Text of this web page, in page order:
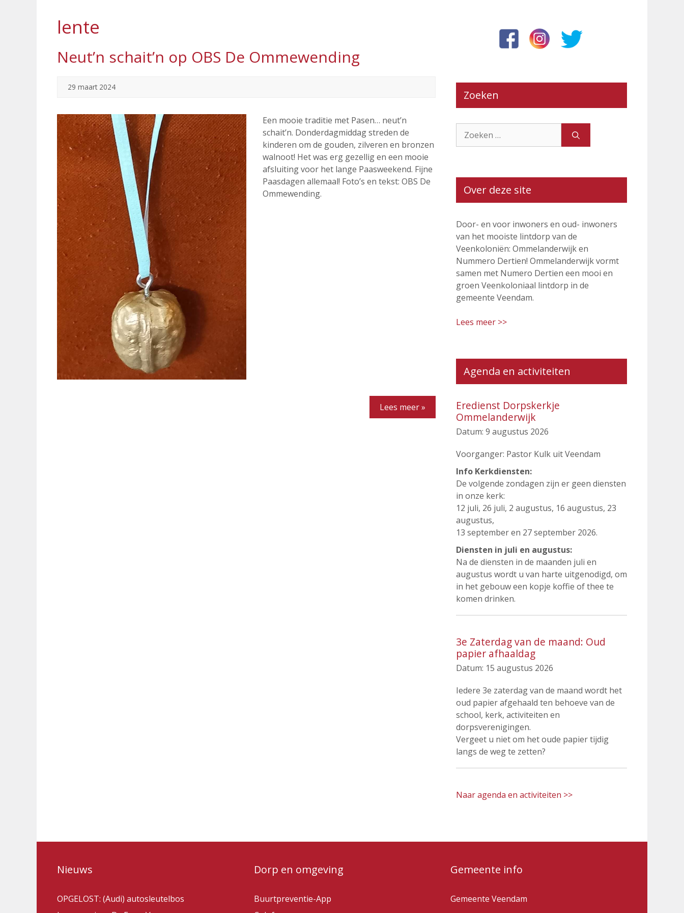
lente
Neut’n schait’n op OBS De Ommewending
29 maart 2024
Een mooie traditie met Pasen… neut’n
schait’n. Donderdagmiddag streden de
kinderen om de gouden, zilveren en bronzen
walnoot! Het was erg gezellig en een mooie
afsluiting voor het lange Paasweekend. Fijne
Paasdagen allemaal! Foto’s en tekst: OBS De
Ommewending.
Lees meer »
Zoeken
naar:
Over deze site
Door- en voor inwoners en oud- inwoners
van het mooiste lintdorp van de
Veenkoloniën: Ommelanderwijk en
Nummero Dertien! Ommelanderwijk vormt
samen met Numero Dertien een mooi en
groen Veenkoloniaal lintdorp in de
gemeente Veendam.
Lees meer >>
Agenda en activiteiten
Eredienst Dorpskerkje
Ommelanderwijk
Datum: 9 augustus 2026
Voorganger: Pastor Kulk uit Veendam
Info Kerkdiensten:
De volgende zondagen zijn er geen diensten
in onze kerk:
12 juli, 26 juli, 2 augustus, 16 augustus, 23
augustus,
13 september en 27 september 2026.
Diensten in juli en augustus:
Na de diensten in de maanden juli en
augustus wordt u van harte uitgenodigd, om
in het gebouw een kopje koffie of thee te
komen drinken.
3e Zaterdag van de maand: Oud
papier afhaaldag
Datum: 15 augustus 2026
Iedere 3e zaterdag van de maand wordt het
oud papier afgehaald ten behoeve van de
school, kerk, activiteiten en
dorpsverenigingen.
Vergeet u niet om het oude papier tijdig
langs de weg te zetten?
Naar agenda en activiteiten >>
Nieuws
OPGELOST: (Audi) autosleutelbos
Dorp en omgeving
Buurtpreventie-App
Gemeente info
Gemeente Veendam